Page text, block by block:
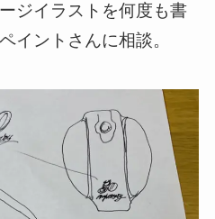
ジイラストを何度も書
イントさんに相談。